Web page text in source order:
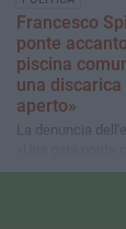
Francesco
ponte
piscina
una discarica
aperto»
La denuncia
cambiare